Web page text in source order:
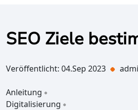
SEO Ziele
Veröffentlicht: 04.Sep 2023
Anleitung
Digitalisierung